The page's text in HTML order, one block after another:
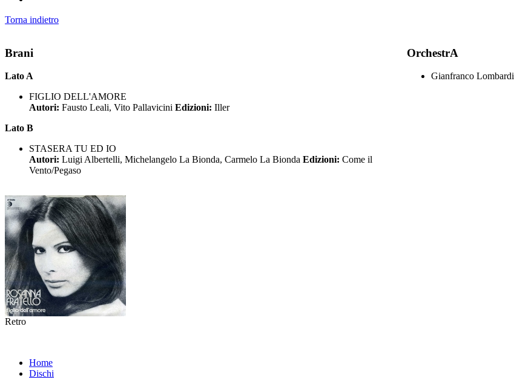
Torna indietro
Brani
Lato A
FIGLIO DELL'AMORE
Autori: Fausto Leali, Vito Pallavicini Edizioni: Iller
Lato B
STASERA TU ED IO
Autori: Luigi Albertelli, Michelangelo La Bionda, Carmelo La Bionda Edizioni: Come il
Vento/Pegaso
OrchestrA
Gianfranco Lombardi
Retro
Home
Dischi